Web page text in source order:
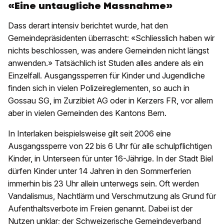
«Eine untaugliche Massnahme»
Dass derart intensiv berichtet wurde, hat den
Gemeindepräsidenten überrascht: «Schliesslich haben wir
nichts beschlossen, was andere Gemeinden nicht längst
anwenden.» Tatsächlich ist Studen alles andere als ein
Einzelfall. Ausgangssperren für Kinder und Jugendliche
finden sich in vielen Polizeireglementen, so auch in
Gossau SG, im Zurzibiet AG oder in Kerzers FR, vor allem
aber in vielen Gemeinden des Kantons Bern.
In Interlaken beispielsweise gilt seit 2006 eine
Ausgangssperre von 22 bis 6 Uhr für alle schulpflichtigen
Kinder, in Unterseen für unter 16-Jährige. In der Stadt Biel
dürfen Kinder unter 14 Jahren in den Sommerferien
immerhin bis 23 Uhr allein unterwegs sein. Oft werden
Vandalismus, Nachtlärm und Verschmutzung als Grund für
Aufenthaltsverbote im Freien genannt. Dabei ist der
Nutzen unklar; der Schweizerische Gemeindeverband